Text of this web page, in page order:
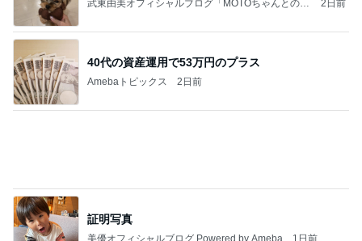
武東由美オフィシャルブログ「MOTOちゃんとのは
2日前
40代の資産運用で53万円のプラス
Amebaトピックス 2日前
証明写真
美優オフィシャルブログ Powered by Ameba 1日前